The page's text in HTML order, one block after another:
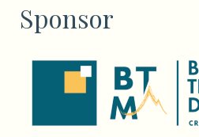
Sponsor